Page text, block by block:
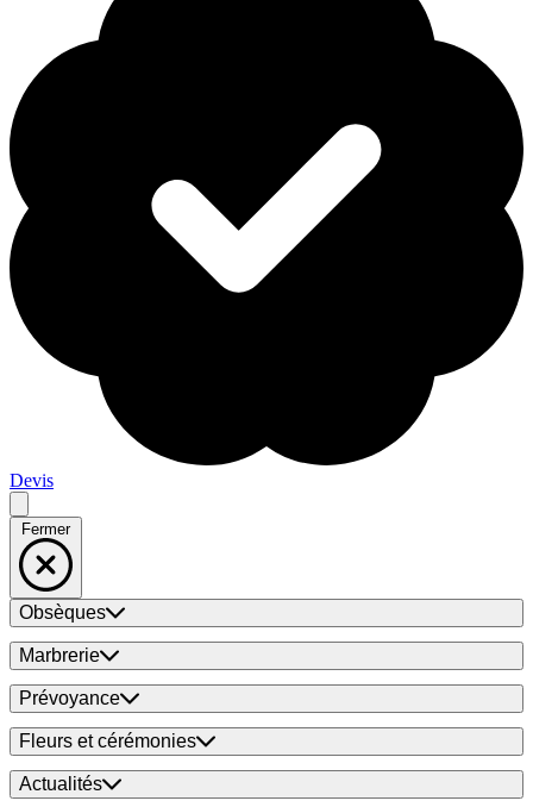
Devis
Fermer
Obsèques
Marbrerie
Prévoyance
Fleurs et cérémonies
Actualités